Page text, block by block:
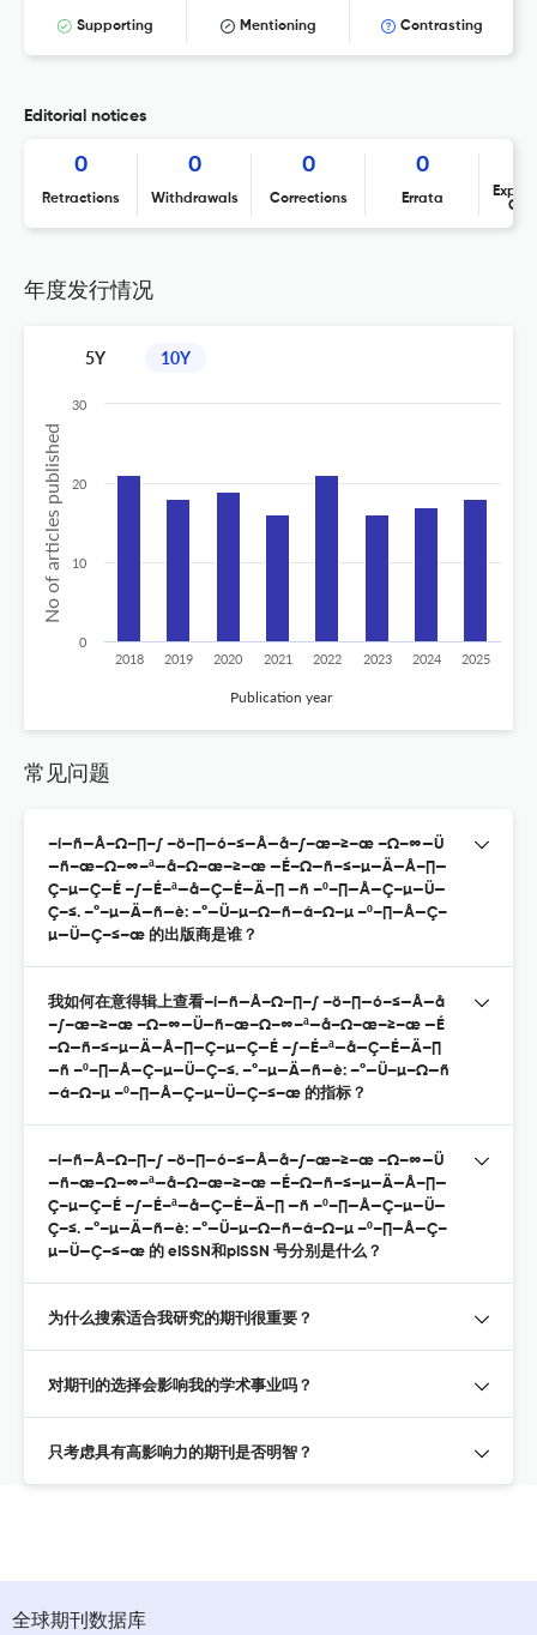
Supporting Mentioning Contrasting
Editorial notices
0
Retractions
0
Withdrawals
0
Corrections
0
Errata
年度发行情况
5Y 10Y
No of articles published
Publication year
2018 2019 2020 2021 2022 2023 2024 2025
0
10
20
30
常见问题
–í—ñ—Å–Ω–∏–∫ –ö–∏—ó–≤—Å—å–∫–æ–≥–æ –Ω–∞—Ü
—ñ–æ–Ω–∞–ª—å–Ω–æ–≥–æ —É–Ω—ñ–≤–µ—Ä—Å–∏—
Ç–µ—Ç—É –∫—É–ª—å—Ç—É—Ä–∏ —ñ –º–∏—Å—Ç–µ—Ü—
Ç–≤. –°–µ—Ä—ñ—è: –°—Ü–µ–Ω—ñ—á–Ω–µ –º–∏—Å—Ç–
µ—Ü—Ç–≤–æ 的出版商是谁？
我如何在意得辑上查看–í—ñ—Å–Ω–∏–∫ –ö–∏—ó–≤—Å—å
–∫–æ–≥–æ –Ω–∞—Ü—ñ–æ–Ω–∞–ª—å–Ω–æ–≥–æ —É
–Ω—ñ–≤–µ—Ä—Å–∏—Ç–µ—Ç—É –∫—É–ª—å—Ç—É—Ä–∏
—ñ –º–∏—Å—Ç–µ—Ü—Ç–≤. –°–µ—Ä—ñ—è: –°—Ü–µ–Ω—ñ
—á–Ω–µ –º–∏—Å—Ç–µ—Ü—Ç–≤–æ 的指标？
–í—ñ—Å–Ω–∏–∫ –ö–∏—ó–≤—Å—å–∫–æ–≥–æ –Ω–∞—Ü
—ñ–æ–Ω–∞–ª—å–Ω–æ–≥–æ —É–Ω—ñ–≤–µ—Ä—Å–∏—
Ç–µ—Ç—É –∫—É–ª—å—Ç—É—Ä–∏ —ñ –º–∏—Å—Ç–µ—Ü—
Ç–≤. –°–µ—Ä—ñ—è: –°—Ü–µ–Ω—ñ—á–Ω–µ –º–∏—Å—Ç–
µ—Ü—Ç–≤–æ 的 eISSN和pISSN 号分别是什么？
为什么搜索适合我研究的期刊很重要？
对期刊的选择会影响我的学术事业吗？
只考虑具有高影响力的期刊是否明智？
全球期刊数据库